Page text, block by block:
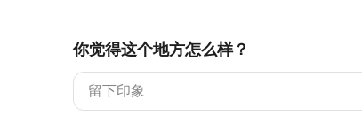
你觉得这个地方怎么样？